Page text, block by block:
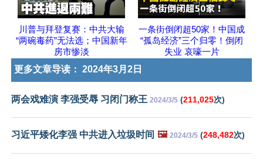
川普与拜登复赛：中共大输
“两碗毒药”无法选；中国新年
房市惨淡
一条街倒闭超50家！中国成
“孤岛经济”三个归零！倒闭
失业 哀嚎一片
更多文章导读： 2024年3月2日
两会戏难演 李强受辱 习闭门称王 2024/3/5 (211,025次)
习近平矮化李强 中共进入垃圾时间 🖼️ 2024/3/5 (248,482次)